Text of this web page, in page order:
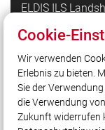
ELDIS ILS
DIVERA
FLORI
THLProtect.de
Cookie-
Wir verwenden
Erlebnis zu bieten.
Sie der
die Verwendung
Zukunft widerrufen